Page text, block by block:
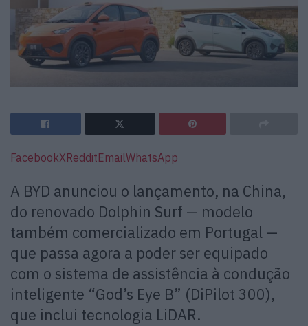
FacebookXRedditEmailWhatsApp
A BYD anunciou o lançamento, na China,
do renovado Dolphin Surf — modelo
também comercializado em Portugal —
que passa agora a poder ser equipado
com o sistema de assistência à condução
inteligente “God’s Eye B” (DiPilot 300),
que inclui tecnologia LiDAR.